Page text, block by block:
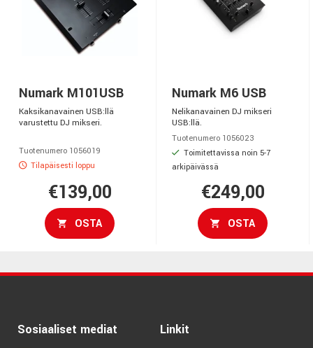
Numark M101USB
Kaksikanavainen USB:llä
varustettu DJ mikseri.
Tuotenumero 1056019
Tilapäisesti loppu
€139,00
OSTA
Numark M6 USB
Nelikanavainen DJ mikseri
USB:llä.
Tuotenumero 1056023
Toimitettavissa noin 5-7
arkipäivässä
€249,00
OSTA
Sosiaaliset mediat Linkit